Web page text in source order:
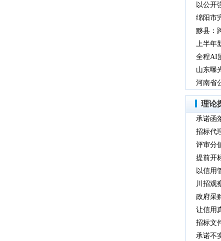
推动政
以公开
领域系
绵阳市
项目
黟县：
落地
上半年
额创新
全程AI
山东曝
河南省
施工程
理论
承诺函
有效吗
招标代
中标人
评审分
提前开
以信用
川招观
重塑招
政府采
建设
让信用
竞争的
招标文
承诺不